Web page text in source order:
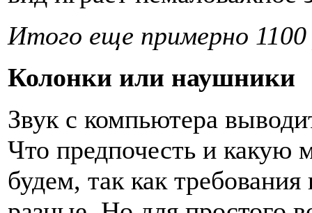
Итого еще примерно 1100
Колонки или наушники
Звук с компьютера
Что предпочесть и какую
будем, так как требования